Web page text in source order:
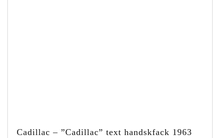
Cadillac – ”Cadillac” text handskfack 1963